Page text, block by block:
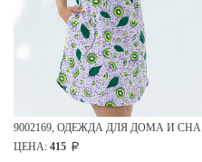
9002169, ОДЕЖДА ДЛЯ ДОМА И СНА
ЦЕНА: 415